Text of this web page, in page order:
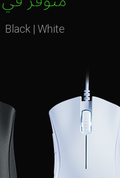
Black | White